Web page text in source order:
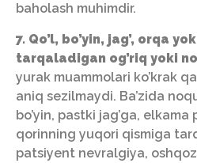
baholash muhimdir.
7. Qo’l, bo’yin, jag’, orqa
tarqaladigan og’riq yoki
yurak muammolari ko’krak
aniq sezilmaydi. Ba’zida
bo’yin, pastki jag’ga,
qorinning yuqori qismiga
patsiyent nevralgiya,